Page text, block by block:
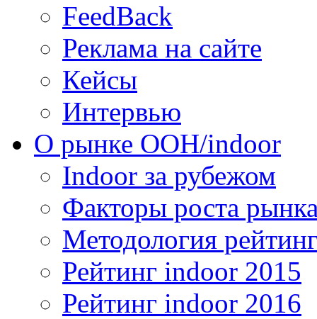
FeedBack
Реклама на сайте
Кейсы
Интервью
О рынке OOH/indoor
Indoor за рубежом
Факторы роста
Методология
Рейтинг indoor 2015
Рейтинг indoor 2016